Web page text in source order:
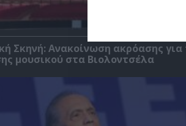
Σκηνή: Ανακοίνωση ακρόασης για
μουσικού στα Βιολοντσέλα